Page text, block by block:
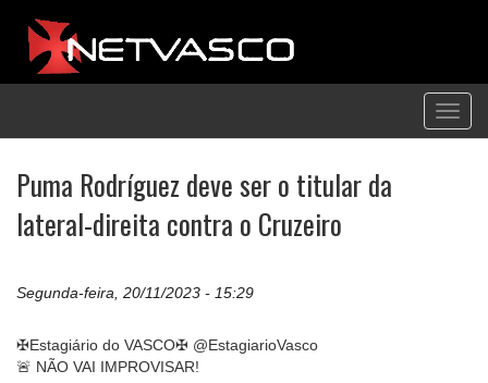
Puma Rodríguez deve ser o titular da
lateral-direita contra o Cruzeiro
Segunda-feira, 20/11/2023 - 15:29
✠Estagiário do VASCO✠ @EstagiarioVasco
🚨 NÃO VAI IMPROVISAR!